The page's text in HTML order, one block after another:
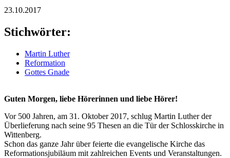
23.10.2017
Stichwörter:
Martin Luther
Reformation
Gottes Gnade
Guten Morgen, liebe Hörerinnen und liebe Hörer!
Vor 500 Jahren, am 31. Oktober 2017, schlug Martin Luther der
Überlieferung nach seine 95 Thesen an die Tür der Schlosskirche in
Wittenberg.
Schon das ganze Jahr über feierte die evangelische Kirche das
Reformationsjubiläum mit zahlreichen Events und Veranstaltungen.